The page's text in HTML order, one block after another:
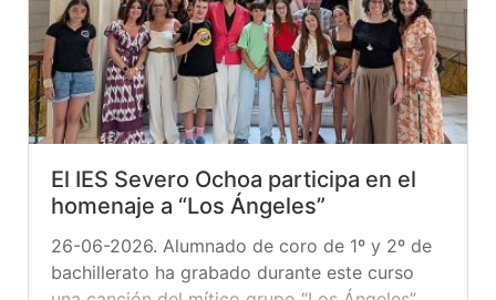
El IES Severo Ochoa participa en el
homenaje a “Los Ángeles”
26-06-2026. Alumnado de coro de 1º y 2º de
bachillerato ha grabado durante este curso